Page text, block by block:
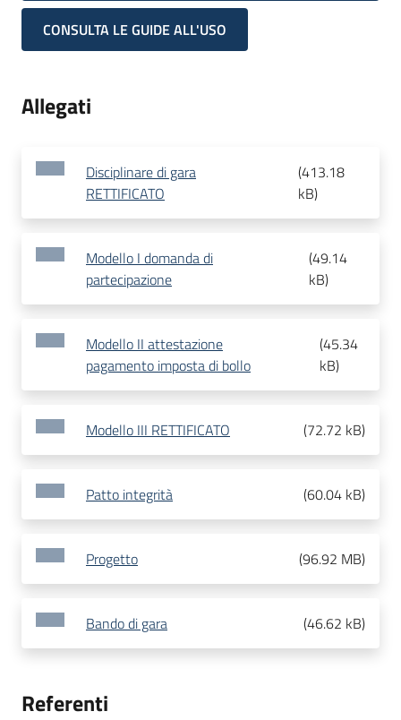
CONSULTA LE GUIDE ALL'USO
Allegati
Disciplinare di gara
RETTIFICATO
(413.18
kB)
Modello I domanda di
partecipazione
(49.14
kB)
Modello II attestazione
pagamento imposta di bollo
(45.34
kB)
Modello III RETTIFICATO (72.72 kB)
Patto integrità (60.04 kB)
Progetto (96.92 MB)
Bando di gara (46.62 kB)
Referenti